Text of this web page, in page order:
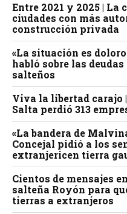
Entre 2021 y 2025 |
ciudades con más
construcción privada
«La situación es
habló sobre las
salteños
Viva la libertad carajo
Salta perdió 313
«La bandera de
Concejal pidió a los
extranjericen tierra
Cientos de mensajes
salteña Royón para
tierras a extranjeros